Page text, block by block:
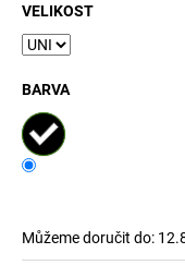
VELIKOST
BARVA
Můžeme doručit do: